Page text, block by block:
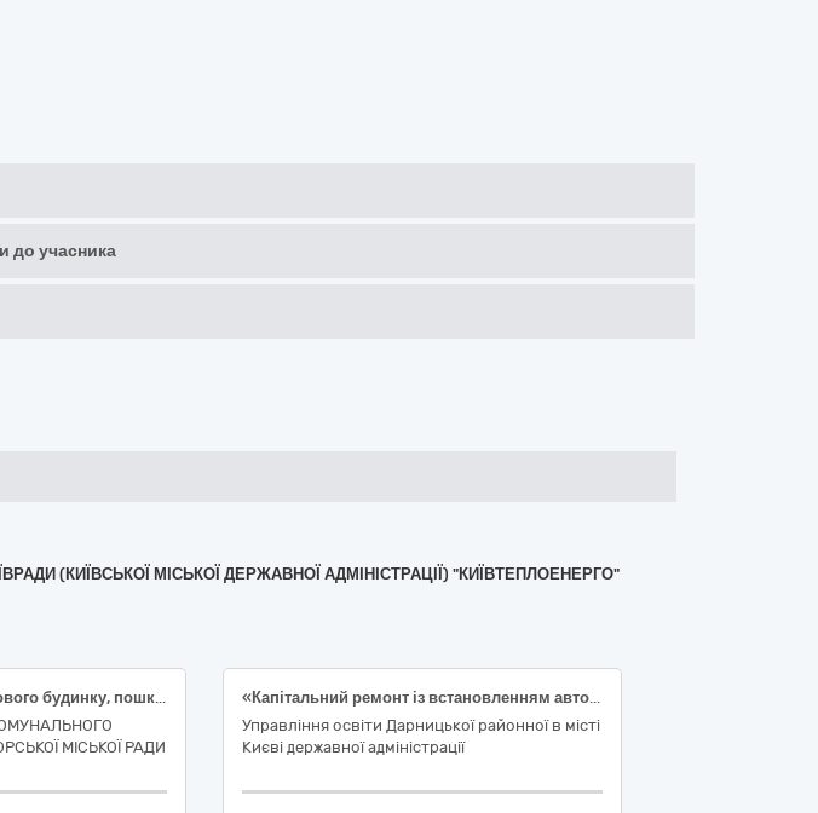
до учасника
(КИЇВСЬКОЇ МІСЬКОЇ ДЕРЖАВНОЇ АДМІНІСТРАЦІЇ) "КИЇВТЕПЛОЕНЕРГО"
«Поточний ремонт житлового будинку, пошкодженого внаслідок збройної агресії за адресою: вул. Богдана Хмельницького, 9, в м. Краматорськ, Донецької області». Коригування. (ДК 021:2015: 45260000-7 — Покрівельні роботи та інші спеціалізовані будівельні роботи.)
МІСЬКОЇ РАДИ
«Капітальний ремонт із встановленням автономного джерела електропостачання ліцею «Інтелект» Дарницького району м. Києва, проспект Бажана Миколи, 34-а (інженерних мереж електропостачання із встановленням альтернативного джерела – сонячної електростанції ) (заходи з енергозбереження) ДК 021:2015 код 45260000-7 «Покрівельні роботи та інші спеціалізовані будівельні роботи»)» (45261215-4 «Встановлення на дахах сонячних панелей»)
Управління освіти Дарницької районної в місті
Києві державної адміністрації